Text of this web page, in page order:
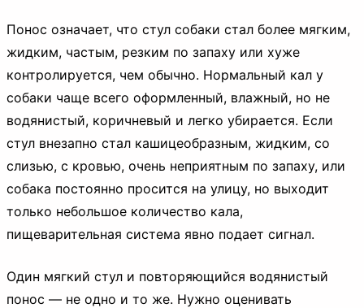
Понос означает, что стул собаки стал более мягким,
жидким, частым, резким по запаху или хуже
контролируется, чем обычно. Нормальный кал у
собаки чаще всего оформленный, влажный, но не
водянистый, коричневый и легко убирается. Если
стул внезапно стал кашицеобразным, жидким, со
слизью, с кровью, очень неприятным по запаху, или
собака постоянно просится на улицу, но выходит
только небольшое количество кала,
пищеварительная система явно подает сигнал.
Один мягкий стул и повторяющийся водянистый
понос — не одно и то же. Нужно оценивать